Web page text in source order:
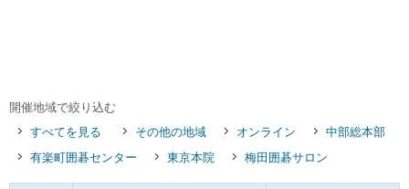
開催地域で絞り込む
すべてを見る
その他の地域 オンライン
中部総本部
有楽町囲碁センター
東京本院 梅田囲碁サロン